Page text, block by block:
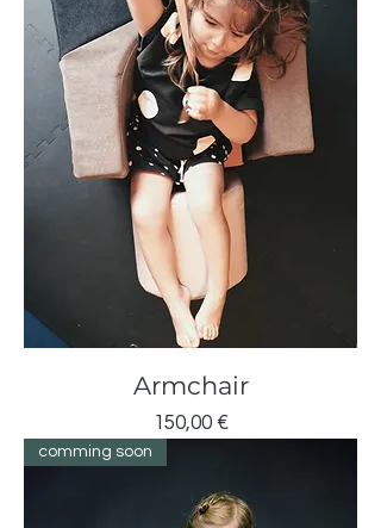
Armchair
Cijena
150,00 €
comming soon